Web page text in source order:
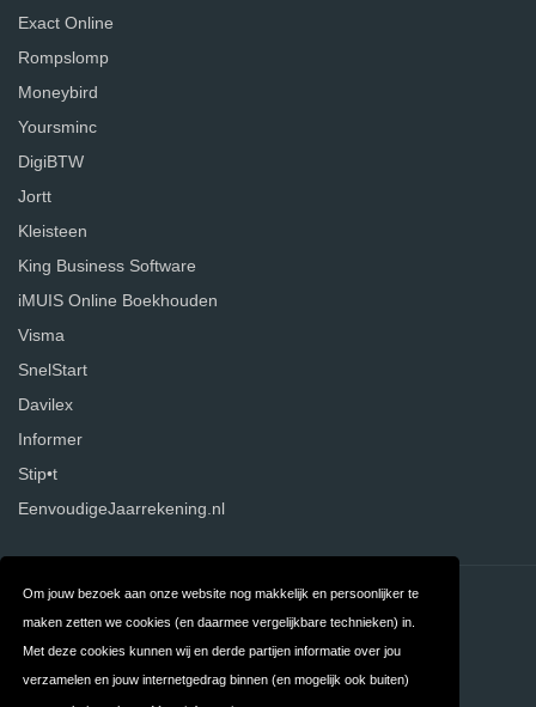
Om jouw bezoek aan onze website nog makkelijk en persoonlijker te
maken zetten we cookies (en daarmee vergelijkbare technieken) in.
Met deze cookies kunnen wij en derde partijen informatie over jou
verzamelen en jouw internetgedrag binnen (en mogelijk ook buiten)
Exact Online
Rompslomp
Moneybird
Yoursminc
DigiBTW
Jortt
Kleisteen
King Business Software
iMUIS Online Boekhouden
Visma
SnelStart
Davilex
Informer
Stip•t
EenvoudigeJaarrekening.nl
Contact Over ons
Privacy Algemene
Voorwaarden